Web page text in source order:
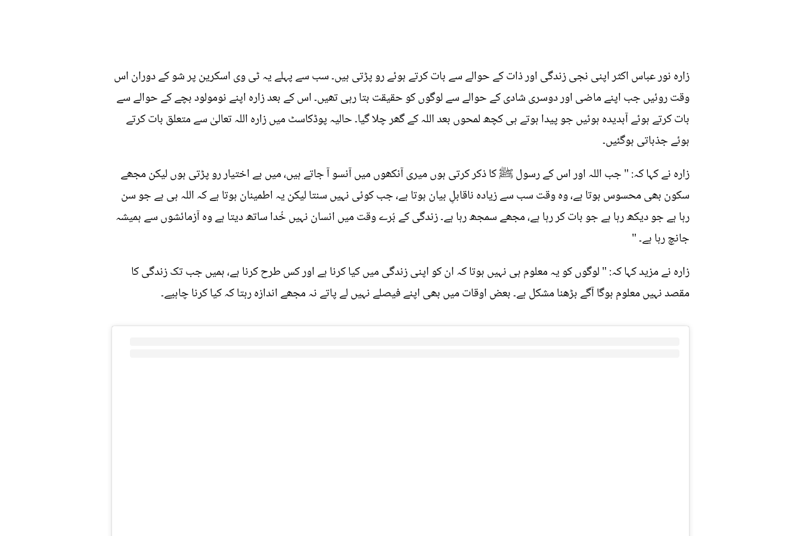
زارہ نور عباس اکثر اپنی نجی زندگی اور ذات کے حوالے سے بات کرتے ہوئے رو پڑتی ہیں۔ سب سے پہلے یہ ٹی وی اسکرین پر شو کے دوران اس
وقت روئیں جب اپنے ماضی اور دوسری شادی کے حوالے سے لوگوں کو حقیقت بتا رہی تھیں۔ اس کے بعد زارہ اپنے نومولود بچے کے حوالے سے
بات کرتے ہوئے آبدیدہ ہوئیں جو پیدا ہوتے ہی کچھ لمحوں بعد اللہ کے گھر چلا گیا۔ حالیہ پوڈکاسٹ میں زارہ اللہ تعالیٰ سے متعلق بات کرتے
ہوئے جذباتی ہوگئیں۔
زارہ نے کہا کہ: " جب اللہ اور اس کے رسول ﷺ کا ذکر کرتی ہوں میری آنکھوں میں آنسو آ جاتے ہیں، میں بے اختیار رو پڑتی ہوں لیکن مجھے
سکون بھی محسوس ہوتا ہے، وہ وقت سب سے زیادہ ناقابلِ بیان ہوتا ہے، جب کوئی نہیں سنتا لیکن یہ اطمینان ہوتا ہے کہ اللہ ہی ہے جو سن
رہا ہے جو دیکھ رہا ہے جو بات کر رہا ہے، مجھے سمجھ رہا ہے۔ زندگی کے بُرے وقت میں انسان نہیں خُدا ساتھ دیتا ہے وہ آزمائشوں سے ہمیشہ
جانچ رہا ہے۔ "
زارہ نے مزید کہا کہ: " لوگوں کو یہ معلوم ہی نہیں ہوتا کہ ان کو اپنی زندگی میں کیا کرنا ہے اور کس طرح کرنا ہے، ہمیں جب تک زندگی کا
مقصد نہیں معلوم ہوگا آگے بڑھنا مشکل ہے۔ بعض اوقات میں بھی اپنے فیصلے نہیں لے پاتے نہ مجھے اندازہ رہتا کہ کیا کرنا چاہیے۔